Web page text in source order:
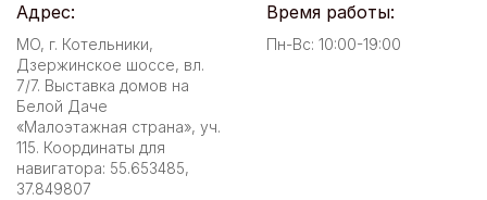
Адрес:
МО, г. Котельники,
Дзержинское шоссе, вл.
7/7. Выставка домов на
Белой Даче
«Малоэтажная страна», уч.
115. Координаты для
навигатора: 55.653485,
37.849807
Время работы:
Пн-Вс: 10:00-19:00